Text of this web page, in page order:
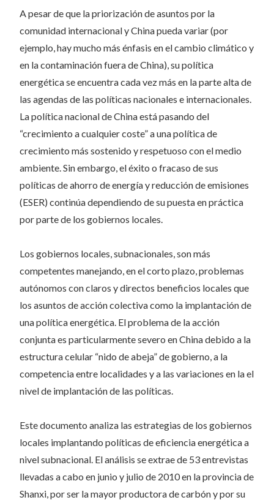
A pesar de que la priorización de asuntos por la
comunidad internacional y China pueda variar (por
ejemplo, hay mucho más énfasis en el cambio climático y
en la contaminación fuera de China), su política
energética se encuentra cada vez más en la parte alta de
las agendas de las políticas nacionales e internacionales.
La política nacional de China está pasando del
“crecimiento a cualquier coste” a una política de
crecimiento más sostenido y respetuoso con el medio
ambiente. Sin embargo, el éxito o fracaso de sus
políticas de ahorro de energía y reducción de emisiones
(ESER) continúa dependiendo de su puesta en práctica
por parte de los gobiernos locales.
Los gobiernos locales, subnacionales, son más
competentes manejando, en el corto plazo, problemas
autónomos con claros y directos beneficios locales que
los asuntos de acción colectiva como la implantación de
una política energética. El problema de la acción
conjunta es particularmente severo en China debido a la
estructura celular “nido de abeja” de gobierno, a la
competencia entre localidades y a las variaciones en la el
nivel de implantación de las políticas.
Este documento analiza las estrategias de los gobiernos
locales implantando políticas de eficiencia energética a
nivel subnacional. El análisis se extrae de 53 entrevistas
llevadas a cabo en junio y julio de 2010 en la provincia de
Shanxi, por ser la mayor productora de carbón y por su